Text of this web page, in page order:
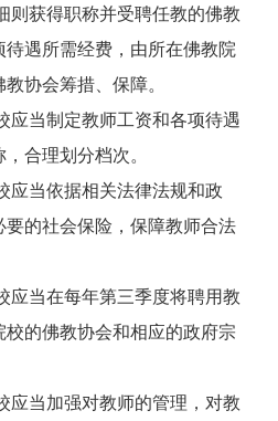
获得职称并受聘任教的佛教
遇所需经费，由所在佛教院
协会筹措、保障。
当制定教师工资和各项待遇
合理划分档次。
当依据相关法律法规和政
的社会保险，保障教师合法
当在每年第三季度将聘用教
的佛教协会和相应的政府宗
当加强对教师的管理，对教